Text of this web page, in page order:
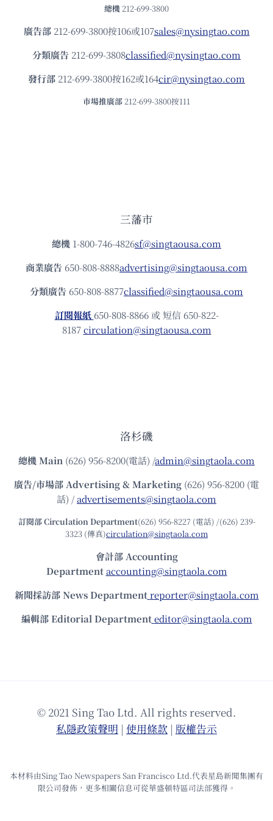
總機 212-699-3800
廣告部212-699-3800按106或107sales@nysingtao.com
分類廣告 212-699-3808classified@nysingtao.com
發⾏部 212-699-3800按162或164cir@nysingtao.com
市場推廣部 212-699-3800按111
三藩市
總機 1-800-746-4826sf@singtaousa.com
商業廣告 650-808-8888advertising@singtaousa.com
分類廣告 650-808-8877classified@singtaousa.com
訂閱報紙 650-808-8866 或 短信 650-822-
8187circulation@singtaousa.com
洛杉磯
總機Main (626) 956-8200(電話) /admin@singtaola.com
廣告/市場部Advertising & Marketing (626) 956-8200 (電
話) /advertisements@singtaola.com
訂閱部 Circulation Department(626) 956-8227 (電話) /(626) 239-
3323 (傳真)circulation@singtaola.com
會計部 Accounting
Department accounting@singtaola.com
新聞採訪部 News Department reporter@singtaola.com
編輯部 Editorial Department editor@singtaola.com
© 2021 Sing Tao Ltd. All rights reserved.
私隱政策聲明 | 使⽤條款 | 版權告⽰
本材料由Sing Tao Newspapers San Francisco Ltd.代表星島新聞集團有
限公司發佈，更多相關信息可從華盛頓特區司法部獲得。